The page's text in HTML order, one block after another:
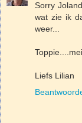
Sorry
wat zie ik
weer...
Liefs Lilian